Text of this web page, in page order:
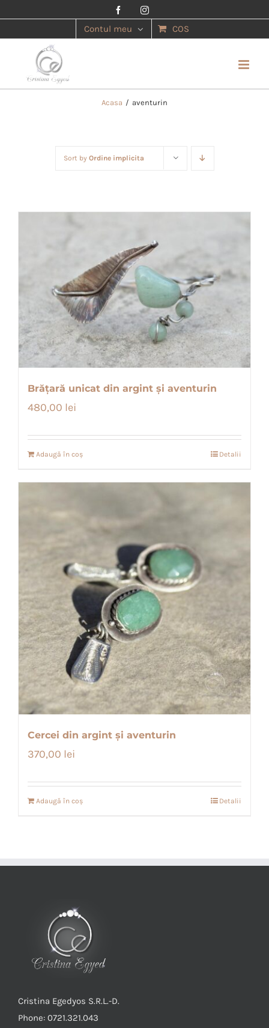
FacebookInstagram
Contul meu COS
Acasa / aventurin
Sort by Ordine implicita
Brățară unicat din argint și aventurin
480,00 lei
Adaugă în coș Detalii
Cercei din argint și aventurin
370,00 lei
Adaugă în coș Detalii
Cristina Egedyos S.R.L.-D.
Phone: 0721.321.043